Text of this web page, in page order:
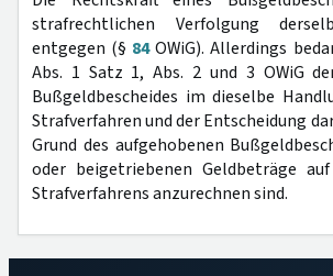
strafrechtlichen Verfolgung
entgegen (§ 84OWiG). Allerdings
Abs. 1 Satz 1, Abs. 2 und 3 OWiG
Bußgeldbescheides im dieselbe
Strafverfahren und der Entscheidung
Grund des aufgehobenen
oder beigetriebenen Geldbeträge
Strafverfahrens anzurechnen sind.